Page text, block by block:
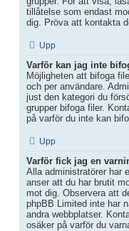
tillåtelse som endast
dig. Pröva att kontakta
Upp
Varför kan jag inte
Möjligheten att bifoga
och per användare.
just den kategori du
grupper bifoga filer.
på varför du inte kan
Upp
Varför fick jag en
Alla administratörer har
anser att du har brutit
mot dig. Observera att
phpBB Limited inte har
andra webbplatser.
osäker på varför du